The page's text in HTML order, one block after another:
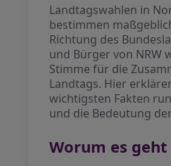
Landtagswahlen in
bestimmen
Richtung des
und Bürger von NRW
Stimme für die
Landtags. Hier
wichtigsten Fakten
und die Bedeutung
Worum es geht